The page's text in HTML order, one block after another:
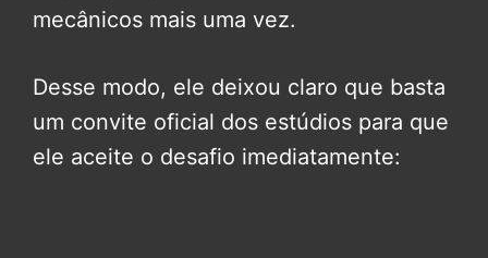
mecânicos mais uma vez.
Desse modo, ele deixou claro que basta
um convite oficial dos estúdios para que
ele aceite o desafio imediatamente: